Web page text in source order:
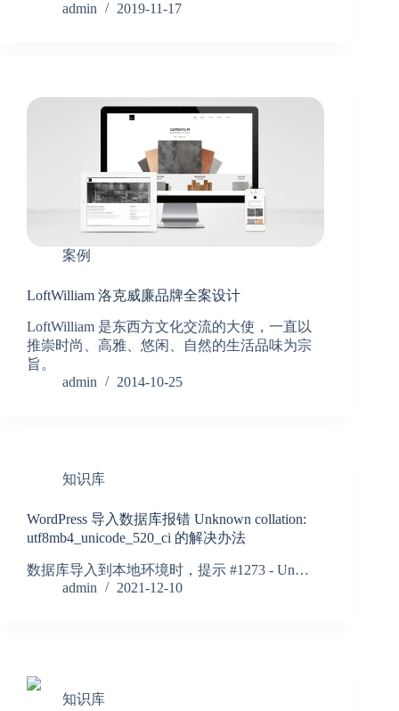
admin
2019-11-17
案例
LoftWilliam 洛克威廉品牌全案设计
LoftWilliam 是东西方文化交流的大使，一直以
推崇时尚、高雅、悠闲、自然的生活品味为宗
旨。
admin
2014-10-25
知识库
WordPress 导入数据库报错 Unknown collation:
utf8mb4_unicode_520_ci 的解决办法
数据库导入到本地环境时，提示 #1273 - Un…
admin
2021-12-10
知识库